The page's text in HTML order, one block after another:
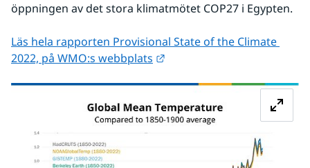
öppningen av det stora klimatmötet COP27 i Egypten.
Läs hela rapporten Provisional State of the Climate
2022, på WMO:s webbplats